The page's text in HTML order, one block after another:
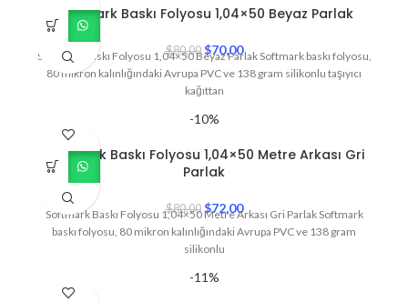
Softmark Baskı Folyosu 1,04×50 Beyaz Parlak
$80,00 $70,00
Softmark Baskı Folyosu 1,04×50 Beyaz Parlak Softmark baskı folyosu,
80 mikron kalınlığındaki Avrupa PVC ve 138 gram silikonlu taşıyıcı
kağıttan
-10%
Softmark Baskı Folyosu 1,04×50 Metre Arkası Gri
Parlak
$80,00 $72,00
Softmark Baskı Folyosu 1,04×50 Metre Arkası Gri Parlak Softmark
baskı folyosu, 80 mikron kalınlığındaki Avrupa PVC ve 138 gram
silikonlu
-11%